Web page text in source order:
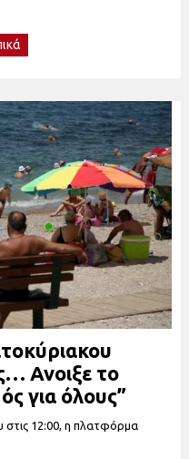
Ανοιξε το
για όλους”
στις 12:00, η πλατφόρμα